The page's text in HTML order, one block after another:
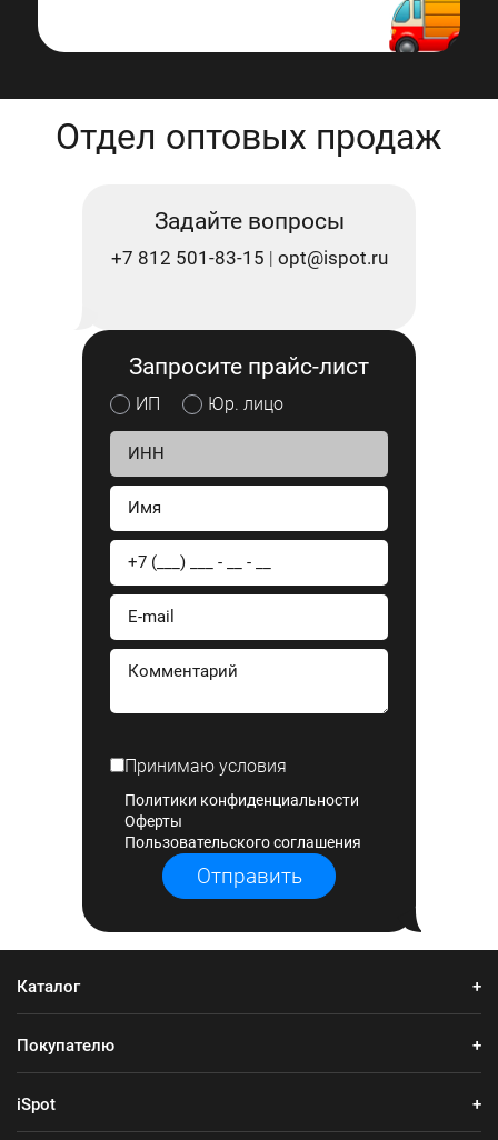
Отдел оптовых продаж
Задайте вопросы
+7 812 501-83-15 opt@ispot.ru
Запросите прайс-лист
ИП Юр. лицо
Принимаю условия
Политики конфиденциальности
Оферты
Пользовательского соглашения
Отправить
Каталог
Покупателю
iSpot